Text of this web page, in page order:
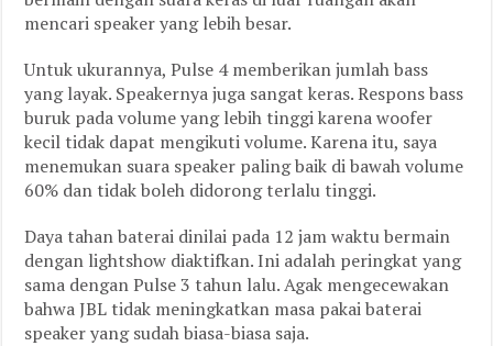
mencari speaker yang lebih besar.
Untuk ukurannya, Pulse 4 memberikan jumlah bass
yang layak. Speakernya juga sangat keras. Respons bass
buruk pada volume yang lebih tinggi karena woofer
kecil tidak dapat mengikuti volume. Karena itu, saya
menemukan suara speaker paling baik di bawah volume
60% dan tidak boleh didorong terlalu tinggi.
Daya tahan baterai dinilai pada 12 jam waktu bermain
dengan lightshow diaktifkan. Ini adalah peringkat yang
sama dengan Pulse 3 tahun lalu. Agak mengecewakan
bahwa JBL tidak meningkatkan masa pakai baterai
speaker yang sudah biasa-biasa saja.